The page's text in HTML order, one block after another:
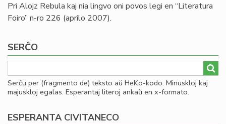
Pri Alojz Rebula kaj nia lingvo oni povos legi en “Literatura
Foiro” n-ro 226 (aprilo 2007).
SERĈO
Serĉu per (fragmento de) teksto aŭ HeKo-kodo. Minuskloj kaj
majuskloj egalas. Esperantaj literoj ankaŭ en x-formato.
ESPERANTA CIVITANECO